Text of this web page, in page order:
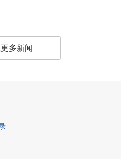
多新闻